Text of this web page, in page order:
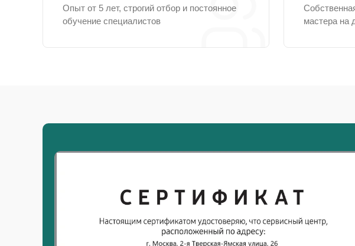
Опыт от 5 лет, строгий отбор и постоянное
обучение специалистов
мастера на